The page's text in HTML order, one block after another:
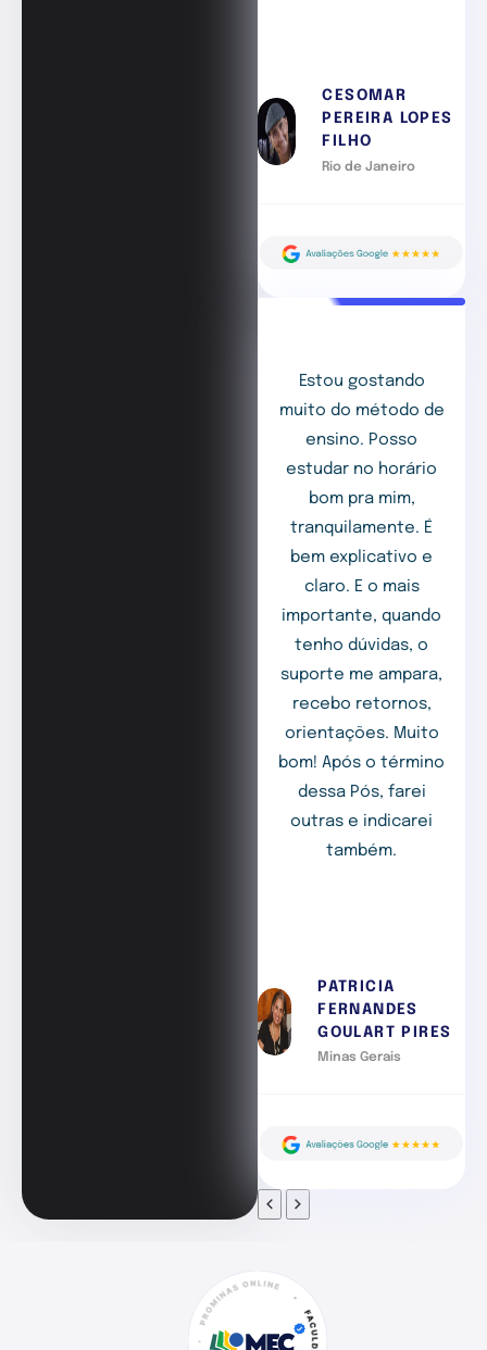
CESOMAR
PEREIRA LOPES
FILHO
Rio de Janeiro
Estou gostando
muito do método de
ensino. Posso
estudar no horário
bom pra mim,
tranquilamente. É
bem explicativo e
claro. E o mais
importante, quando
tenho dúvidas, o
suporte me ampara,
recebo retornos,
orientações. Muito
bom! Após o término
dessa Pós, farei
outras e indicarei
também.
PATRICIA
FERNANDES
GOULART PIRES
Minas Gerais